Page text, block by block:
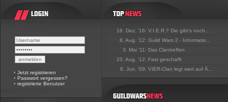
• Jetzt registrieren
• Passwort vergessen?
• registrierte Benutzer
18. Dez. '16: V.I.E.R.? Die gibt's noch...
8. Aug. '12: Guild Wars 2 - Informatio...
3. Mai '11: Das Clantreffen
23. Aug. '12: Fast geschafft
8. Jun. '09: VIER-Clan legt wert auf Ä...